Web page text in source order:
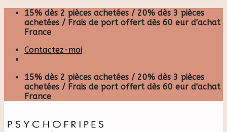
Skip
content
15% dès 2 pièces achetées / 20% dès 3 pièces
achetées / Frais de port offert dès 60 eur d'achat
France
Contactez-moi
15% dès 2 pièces achetées / 20% dès 3 pièces
achetées / Frais de port offert dès 60 eur d'achat
France